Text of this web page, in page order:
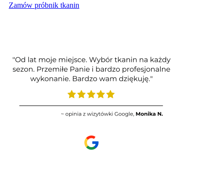
Zamów próbnik tkanin